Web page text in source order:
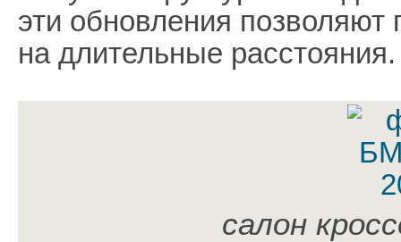
эти обновления
на длительные расстояния.
салон